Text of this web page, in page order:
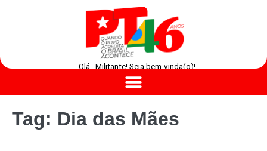
Olá , Militante! Seja bem-vinda(o)!
Tag: Dia das Mães